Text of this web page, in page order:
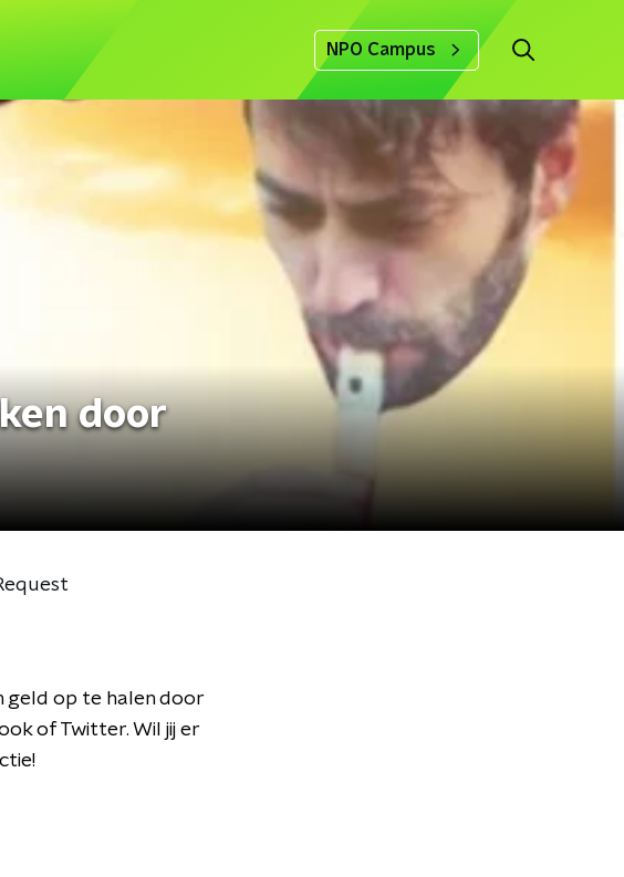
NPO Campus
door
geld op te halen door
of Twitter. Wil jij er